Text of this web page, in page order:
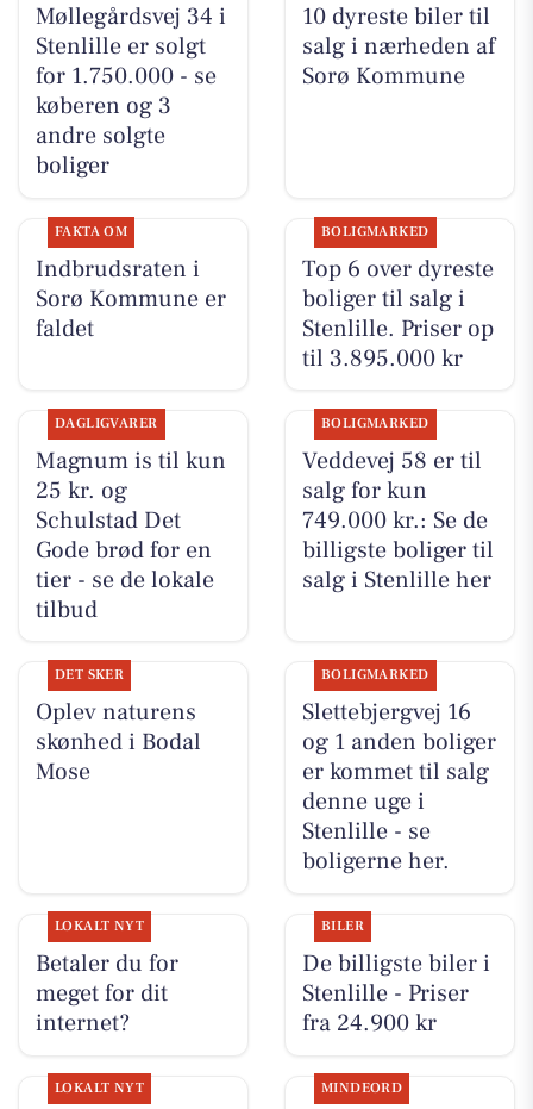
Møllegårdsvej 34 i
Stenlille er solgt
for 1.750.000 - se
køberen og 3
andre solgte
boliger
10 dyreste biler til
salg i nærheden af
Sorø Kommune
FAKTA OM
Indbrudsraten i
Sorø Kommune er
faldet
BOLIGMARKED
Top 6 over dyreste
boliger til salg i
Stenlille. Priser op
til 3.895.000 kr
DAGLIGVARER
Magnum is til kun
25 kr. og
Schulstad Det
Gode brød for en
tier - se de lokale
tilbud
BOLIGMARKED
Veddevej 58 er til
salg for kun
749.000 kr.: Se de
billigste boliger til
salg i Stenlille her
DET SKER
Oplev naturens
skønhed i Bodal
Mose
BOLIGMARKED
Slettebjergvej 16
og 1 anden boliger
er kommet til salg
denne uge i
Stenlille - se
boligerne her.
LOKALT NYT
Betaler du for
meget for dit
internet?
BILER
De billigste biler i
Stenlille - Priser
fra 24.900 kr
LOKALT NYT MINDEORD